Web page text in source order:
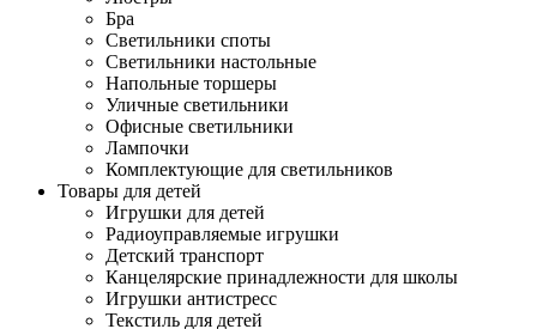
Бра
Светильники споты
Светильники настольные
Напольные торшеры
Уличные светильники
Офисные светильники
Лампочки
Комплектующие для светильников
Товары для детей
Игрушки для детей
Радиоуправляемые игрушки
Детский транспорт
Канцелярские принадлежности для школы
Игрушки антистресс
Текстиль для детей